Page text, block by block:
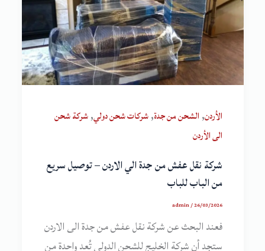
الأردن, الشحن من جدة,شركات شحن دولي,شركة شحن
الى الأردن
شركة نقل عفش من جدة الي الاردن – توصيل سريع
من الباب للباب
admin/26/03/2026
فعند البحث عن شركة نقل عفش من جدة الى الاردن
ستجد أن شركة الخليج للشحن الدولي تُعد واحدة من